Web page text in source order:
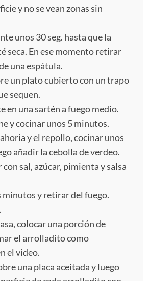
y no se vean zonas sin
unos 30 seg. hasta que la
seca. En ese momento retirar
una espátula.
un plato cubierto con un trapo
sequen.
en una sartén a fuego medio.
y cocinar unos 5 minutos.
y el repollo, cocinar unos
añadir la cebolla de verdeo.
sal, azúcar, pimienta y salsa
minutos y retirar del fuego.
colocar una porción de
el arrolladito como
el video.
una placa aceitada y luego